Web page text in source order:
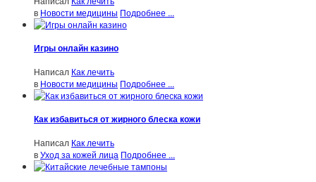
в Новости медицины Подробнее ...
Игры онлайн казино
Написал Как лечить
в Новости медицины Подробнее ...
Как избавиться от жирного блеска кожи
Написал Как лечить
вУход за кожей лица Подробнее ...